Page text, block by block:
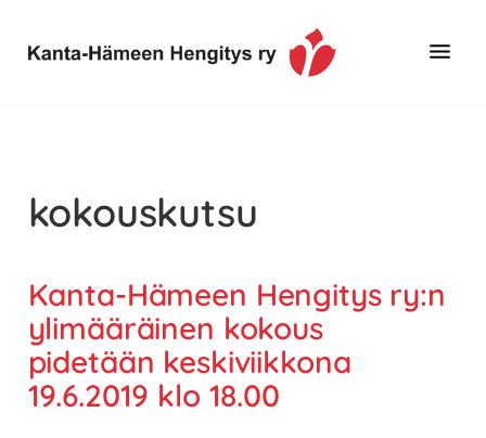
pääsisältöön
alatunnisteeseen
Hengitys
ry
erityisesti
jos
koskettaa
astma,
keuhkoahtaumatauti,uniapnea,
muut
keuhkosairaudet,
kokouskutsu
Kanta-Hämeen Hengitys ry:n
ylimääräinen kokous
pidetään keskiviikkona
19.6.2019 klo 18.00